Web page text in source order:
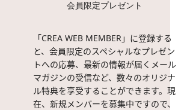
会員限定プレゼント
「CREA WEB MEMBER」に登録する
と、会員限定のスペシャルなプレゼン
トへの応募、最新の情報が届くメール
マガジンの受信など、数々のオリジナ
ル特典を享受することができます。現
在、新規メンバーを募集中ですので、